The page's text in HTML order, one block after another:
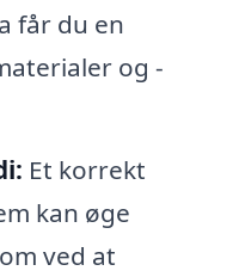
får du en
og -
Et korrekt
kan øge
ved at